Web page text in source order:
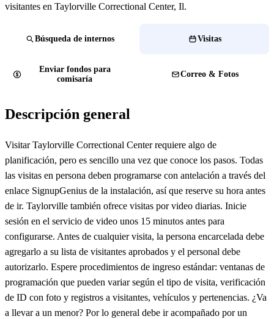
visitantes en Taylorville Correctional Center, Il.
Búsqueda de internos Visitas
Enviar fondos para
comisaría
Correo & Fotos
Descripción general
Visitar Taylorville Correctional Center requiere algo de
planificación, pero es sencillo una vez que conoce los pasos. Todas
las visitas en persona deben programarse con antelación a través del
enlace SignupGenius de la instalación, así que reserve su hora antes
de ir. Taylorville también ofrece visitas por video diarias. Inicie
sesión en el servicio de video unos 15 minutos antes para
configurarse. Antes de cualquier visita, la persona encarcelada debe
agregarlo a su lista de visitantes aprobados y el personal debe
autorizarlo. Espere procedimientos de ingreso estándar: ventanas de
programación que pueden variar según el tipo de visita, verificación
de ID con foto y registros a visitantes, vehículos y pertenencias. ¿Va
a llevar a un menor? Por lo general debe ir acompañado por un